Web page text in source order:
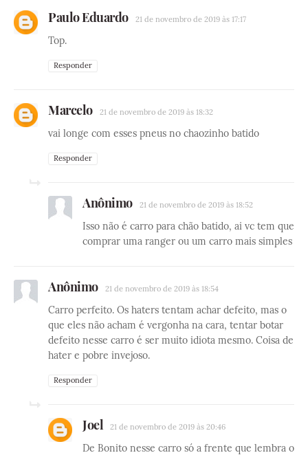
Paulo Eduardo 21 de novembro de 2019 às 17:17
Top.
Responder
Marcelo 21 de novembro de 2019 às 18:32
vai longe com esses pneus no chaozinho batido
Responder
Anônimo 21 de novembro de 2019 às 18:52
Isso não é carro para chão batido, ai vc tem que
comprar uma ranger ou um carro mais simples
Anônimo 21 de novembro de 2019 às 18:54
Carro perfeito. Os haters tentam achar defeito, mas o
que eles não acham é vergonha na cara, tentar botar
defeito nesse carro é ser muito idiota mesmo. Coisa de
hater e pobre invejoso.
Responder
Joel 21 de novembro de 2019 às 20:46
De Bonito nesse carro só a frente que lembra o